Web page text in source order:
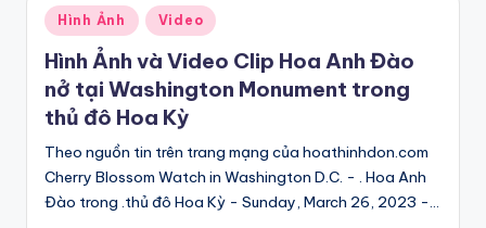
Posted
in
Hình Ảnh Video
Hình Ảnh và Video Clip Hoa Anh Đào
nở tại Washington Monument trong
thủ đô Hoa Kỳ
Theo nguồn tin trên trang mạng của hoathinhdon.com
Cherry Blossom Watch in Washington D.C. - . Hoa Anh
Đào trong .thủ đô Hoa Kỳ - Sunday, March 26, 2023 -…